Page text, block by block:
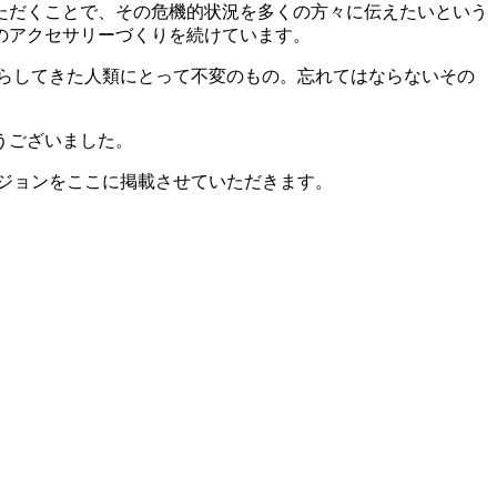
くことで、その危機的状況を多くの方々に伝えたいという
クセサリーづくりを続けています。
てきた人類にとって不変のもの。忘れてはならないその
ざいました。
ンをここに掲載させていただきます。